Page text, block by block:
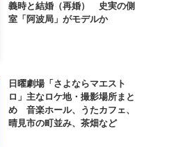
義時と結婚（再婚） 史実の側
室「阿波局」がモデルか
日曜劇場「さよならマエスト
ロ」主なロケ地・撮影場所まと
め 音楽ホール、うたカフェ、
晴見市の町並み、茶畑など